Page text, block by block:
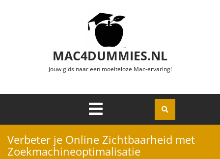
MAC4DUMMIES.NL
Jouw gids naar een moeiteloze Mac-ervaring!
Openen
Verbeter je Online Zichtbaarheid met
Zoekmachineoptimalisatie